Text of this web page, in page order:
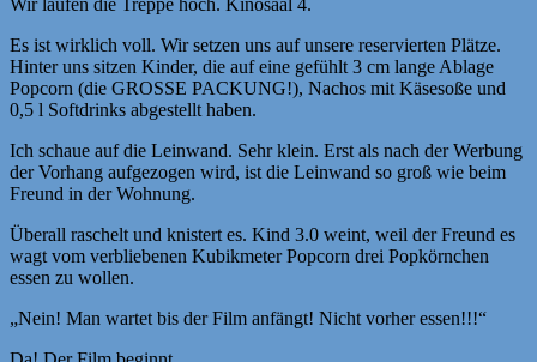
Es ist wirklich voll. Wir setzen uns auf unsere reservierten Plätze.
Hinter uns sitzen Kinder, die auf eine gefühlt 3 cm lange Ablage
Popcorn (die GROSSE PACKUNG!), Nachos mit Käsesoße und
0,5 l Softdrinks abgestellt haben.
Ich schaue auf die Leinwand. Sehr klein. Erst als nach der Werbung
der Vorhang aufgezogen wird, ist die Leinwand so groß wie beim
Freund in der Wohnung.
Überall raschelt und knistert es. Kind 3.0 weint, weil der Freund es
wagt vom verbliebenen Kubikmeter Popcorn drei Popkörnchen
essen zu wollen.
„Nein! Man wartet bis der Film anfängt! Nicht vorher essen!!!“